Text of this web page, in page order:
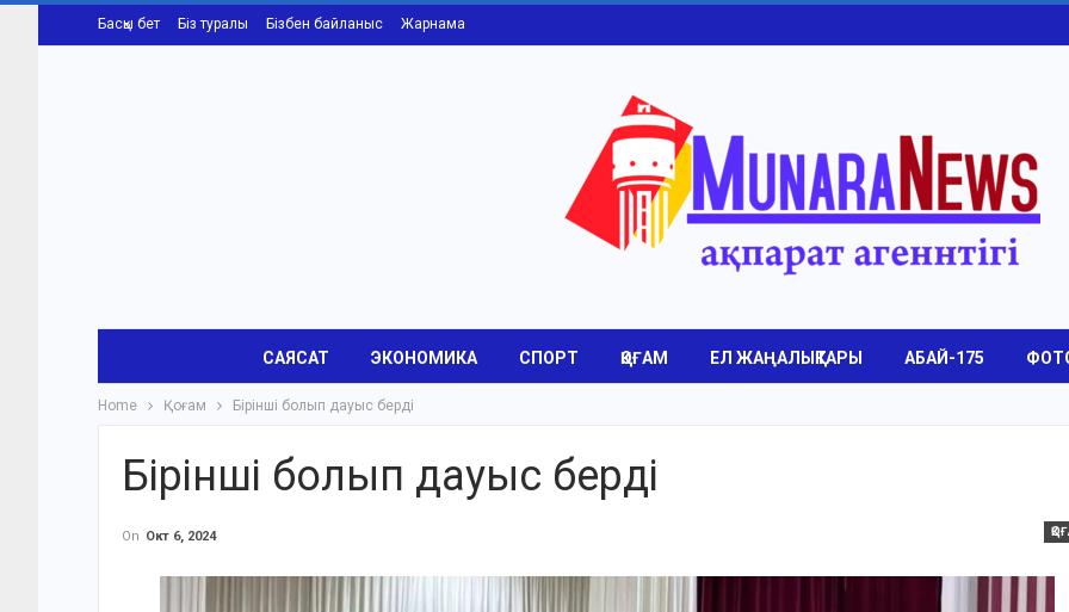
Басқы бет Біз туралы Бізбен байланыс Жарнама
САЯСАТ ЭКОНОМИКА СПОРТ ҚОҒАМ ЕЛ ЖАҢАЛЫҚТАРЫ АБАЙ-175
Home Қоғам Бірінші болып дауыс берді
Бірінші болып дауыс берді
On Окт 6, 2024